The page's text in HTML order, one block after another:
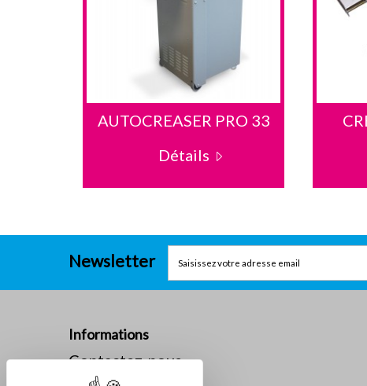
AUTOCREASER PRO 33
Détails
Newsletter
Informations
Contactez-nous
La société